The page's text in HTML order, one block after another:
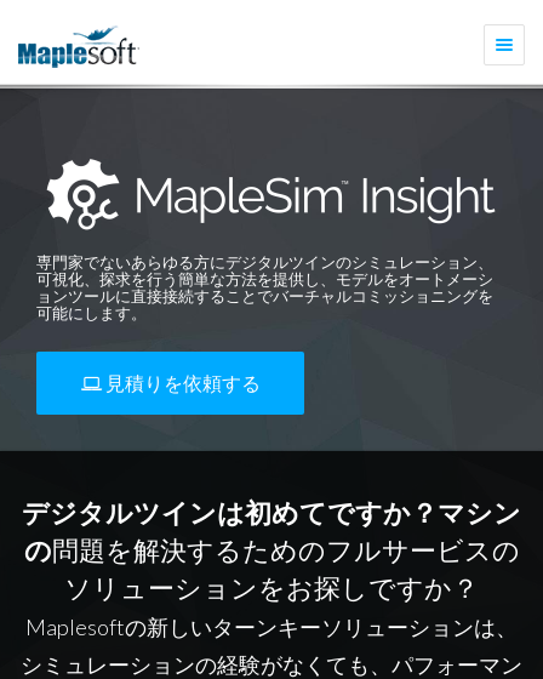
専門家でないあらゆる方にデジタルツインのシミュレーション、
可視化、探求を行う簡単な方法を提供し、モデルをオートメーシ
ョンツールに直接接続することでバーチャルコミッショニングを
可能にします。
見積りを依頼する
デジタルツインは初めてですか？マシン
の問題を解決するためのフルサービスの
ソリューションをお探しですか？
Maplesoftの新しいターンキーソリューションは、
シミュレーションの経験がなくても、パフォーマン